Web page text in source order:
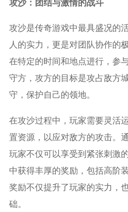
攻沙：团结与激情的战斗
攻沙是传奇游戏中最具盛况的
人的实力，更是对团队协作的
在特定的时间和地点进行，参
守方，攻方的目标是攻占敌方
守，保护自己的领地。
在攻沙过程中，玩家需要灵活
置资源，以应对敌方的攻击。
玩家不仅可以享受到紧张刺激
中获得丰厚的奖励，包括高阶
奖励不仅提升了玩家的实力，
础。